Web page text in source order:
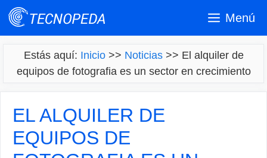
Saltar
Menú
Estás aquí: Inicio>> Noticias>> El alquiler de
equipos de fotografia es un sector en crecimiento
EL ALQUILER DE
EQUIPOS DE